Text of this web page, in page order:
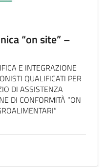
“on site” –
E INTEGRAZIONE
QUALIFICATI PER
DI ASSISTENZA
DI CONFORMITÀ “ON